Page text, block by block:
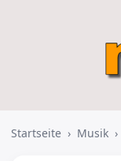
Startseite › Musik ›